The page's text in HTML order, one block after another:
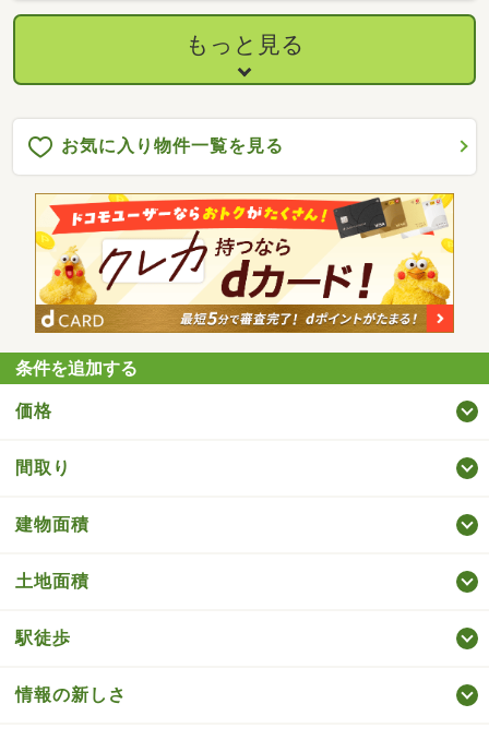
もっと見る
お気に入り物件一覧を見る
条件を追加する
価格
間取り
建物面積
土地面積
駅徒歩
情報の新しさ